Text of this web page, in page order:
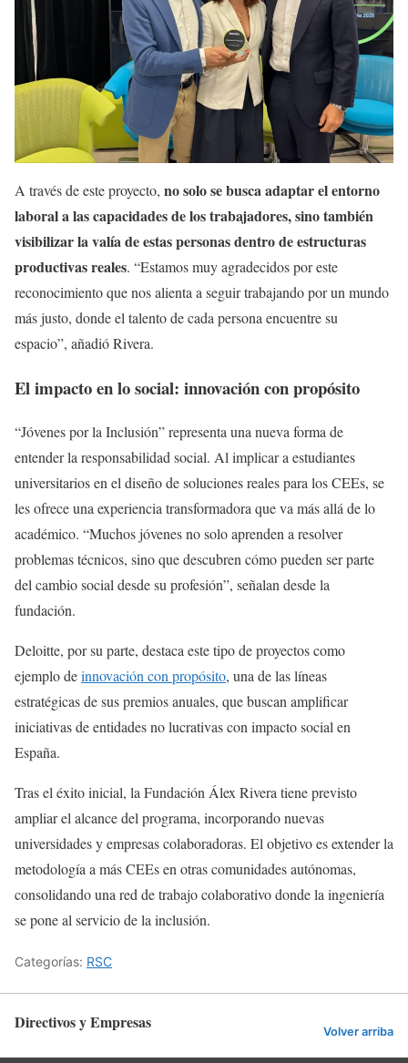
A través de este proyecto, no solo se busca adaptar el entorno
laboral a las capacidades de los trabajadores, sino también
visibilizar la valía de estas personas dentro de estructuras
productivas reales. “Estamos muy agradecidos por este
reconocimiento que nos alienta a seguir trabajando por un mundo
más justo, donde el talento de cada persona encuentre su
espacio”, añadió Rivera.
El impacto en lo social: innovación con propósito
“Jóvenes por la Inclusión” representa una nueva forma de
entender la responsabilidad social. Al implicar a estudiantes
universitarios en el diseño de soluciones reales para los CEEs, se
les ofrece una experiencia transformadora que va más allá de lo
académico. “Muchos jóvenes no solo aprenden a resolver
problemas técnicos, sino que descubren cómo pueden ser parte
del cambio social desde su profesión”, señalan desde la
fundación.
Deloitte, por su parte, destaca este tipo de proyectos como
ejemplo deinnovación con propósito, una de las líneas
estratégicas de sus premios anuales, que buscan amplificar
iniciativas de entidades no lucrativas con impacto social en
España.
Tras el éxito inicial, la Fundación Álex Rivera tiene previsto
ampliar el alcance del programa, incorporando nuevas
universidades y empresas colaboradoras. El objetivo es extender la
metodología a más CEEs en otras comunidades autónomas,
consolidando una red de trabajo colaborativo donde la ingeniería
se pone al servicio de la inclusión.
Categorías: RSC
Directivos y Empresas Volver arriba